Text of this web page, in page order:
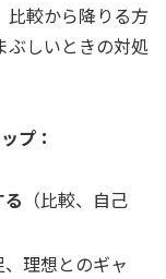
比較から降りる方
ぶしいときの対処
プ：
（比較、自己
、理想とのギャ